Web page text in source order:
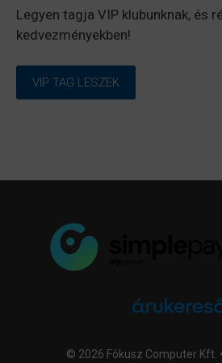
Legyen tagja VIP klubunknak, és
kedvezményekben!
VIP TAG LESZEK
© 2026 Fókusz Computer Kft.